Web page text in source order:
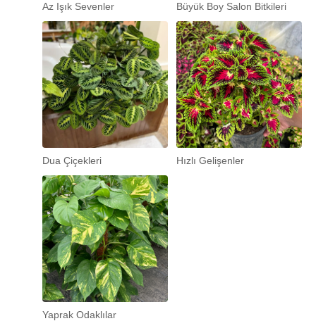
Az Işık Sevenler Büyük Boy Salon Bitkileri
Dua Çiçekleri Hızlı Gelişenler
Yaprak Odaklılar